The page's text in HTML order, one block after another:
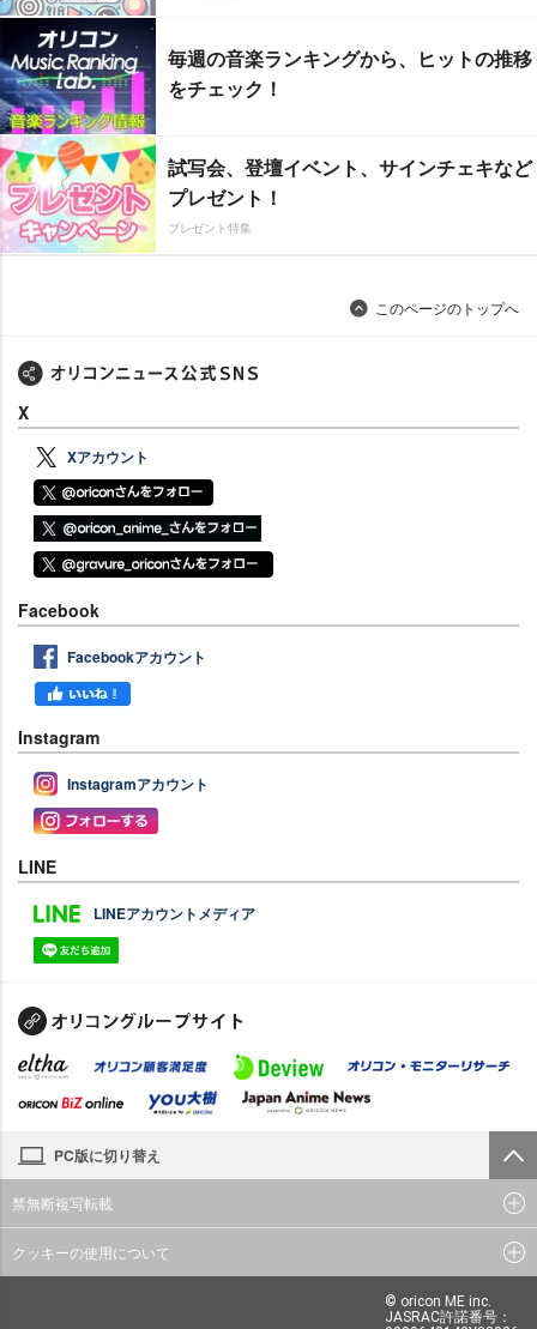
毎週の音楽ランキングから、ヒットの推移
をチェック！
試写会、登壇イベント、サインチェキなど
プレゼント！
プレゼント特集
このページのトップへ
X
Xアカウント
Facebook
Facebookアカウント
Instagram
Instagramアカウント
LINE
LINEアカウントメディア
PC版に切り替え
禁無断複写転載
クッキーの使用について
© oricon ME inc.
JASRAC許諾番号：